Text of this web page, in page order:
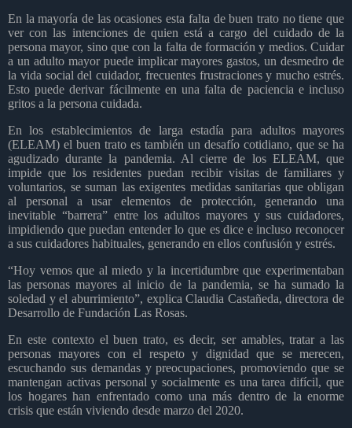
En la mayoría de las ocasiones esta falta de buen trato no tiene que
ver con las intenciones de quien está a cargo del cuidado de la
persona mayor, sino que con la falta de formación y medios. Cuidar
a un adulto mayor puede implicar mayores gastos, un desmedro de
la vida social del cuidador, frecuentes frustraciones y mucho estrés.
Esto puede derivar fácilmente en una falta de paciencia e incluso
gritos a la persona cuidada.
En los establecimientos de larga estadía para adultos mayores
(ELEAM) el buen trato es también un desafío cotidiano, que se ha
agudizado durante la pandemia. Al cierre de los ELEAM, que
impide que los residentes puedan recibir visitas de familiares y
voluntarios, se suman las exigentes medidas sanitarias que obligan
al personal a usar elementos de protección, generando una
inevitable “barrera” entre los adultos mayores y sus cuidadores,
impidiendo que puedan entender lo que es dice e incluso reconocer
a sus cuidadores habituales, generando en ellos confusión y estrés.
“Hoy vemos que al miedo y la incertidumbre que experimentaban
las personas mayores al inicio de la pandemia, se ha sumado la
soledad y el aburrimiento”, explica Claudia Castañeda, directora de
Desarrollo de Fundación Las Rosas.
En este contexto el buen trato, es decir, ser amables, tratar a las
personas mayores con el respeto y dignidad que se merecen,
escuchando sus demandas y preocupaciones, promoviendo que se
mantengan activas personal y socialmente es una tarea difícil, que
los hogares han enfrentado como una más dentro de la enorme
crisis que están viviendo desde marzo del 2020.